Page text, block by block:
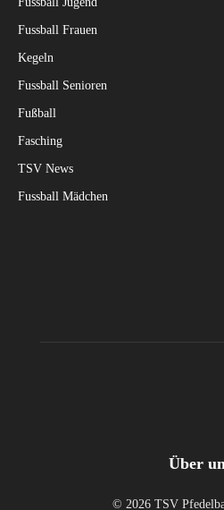
Fussball Frauen
Kegeln
Fussball Senioren
Fußball
Fasching
TSV News
Fussball Mädchen
Über
© 2026 TSV